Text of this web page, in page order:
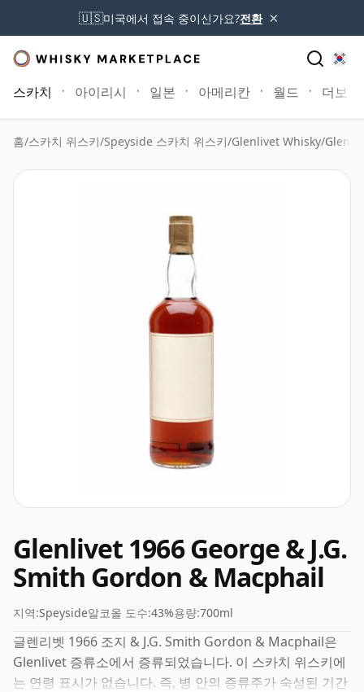
🇺🇸미국에서 접속 중이신가요?전환 ×
스카치 아이리시 일본 아메리칸 월드 더보기
홈/스카치 위스키/Speyside 스카치 위스키/Glenlivet Whisky/
Glenlivet 1966 George & J.G.
Smith Gordon & Macphail
지역:Speyside알코올 도수:43%용량:700ml
글렌리벳 1966 조지 & J.G. Smith Gordon & Macphail은
Glenlivet 증류소에서 증류되었습니다. 이 스카치 위스키에
는 연령 표시가 없습니다. 즉, 병 안의 증류주가 숙성된 기간